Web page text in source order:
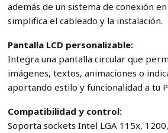
además de un sistema de conexión
simplifica el cableado y la instalación.
Pantalla LCD personalizable:
Integra una pantalla circular que
imágenes, textos, animaciones o
aportando estilo y funcionalidad a tu
Compatibilidad y control:
Soporta sockets Intel LGA 115x,